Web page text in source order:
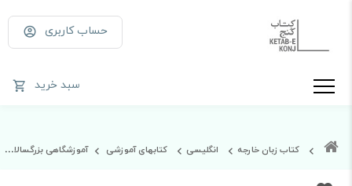
حساب کاربری
سبد خرید
کتاب زبان خارجه انگلیسی کتابهای آموزشی آموزشگاهی بزرگسالان